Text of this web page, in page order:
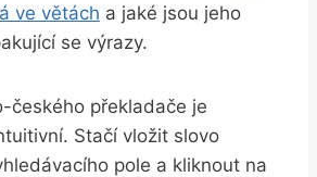
ve větách a jaké jsou jeho
se výrazy.
českého překladače je
Stačí vložit slovo
pole a kliknout na